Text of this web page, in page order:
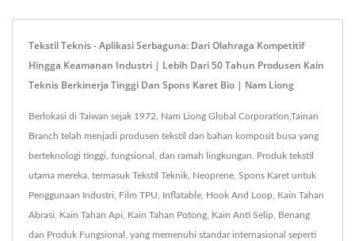
Tekstil Teknis - Aplikasi Serbaguna: Dari Olahraga Kompetitif
Hingga Keamanan Industri | Lebih Dari 50 Tahun Produsen Kain
Teknis Berkinerja Tinggi Dan Spons Karet Bio | Nam Liong
Berlokasi di Taiwan sejak 1972, Nam Liong Global Corporation,Tainan
Branch telah menjadi produsen tekstil dan bahan komposit busa yang
berteknologi tinggi, fungsional, dan ramah lingkungan. Produk tekstil
utama mereka, termasuk Tekstil Teknik, Neoprene, Spons Karet untuk
Penggunaan Industri, Film TPU, Inflatable, Hook And Loop, Kain Tahan
Abrasi, Kain Tahan Api, Kain Tahan Potong, Kain Anti Selip, Benang
dan Produk Fungsional, yang memenuhi standar internasional seperti